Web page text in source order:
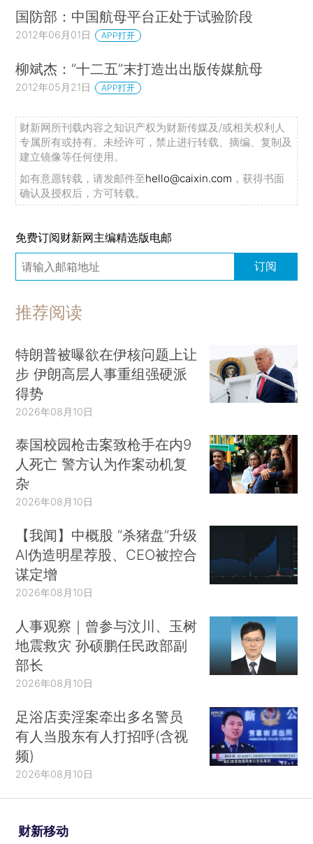
国防部：中国航母平台正处于试验阶段
2012年06月01日 APP打开
柳斌杰：“十二五”末打造出出版传媒航母
2012年05月21日 APP打开
财新网所刊载内容之知识产权为财新传媒及/或相关权利人
专属所有或持有。未经许可，禁止进行转载、摘编、复制及
建立镜像等任何使用。
如有意愿转载，请发邮件至hello@caixin.com ，获得书面
确认及授权后，方可转载。
免费订阅财新网主编精选版电邮
订阅
推荐阅读
特朗普被曝欲在伊核问题上让
步 伊朗高层人事重组强硬派
得势
2026年08月10日
泰国校园枪击案致枪手在内9
人死亡 警方认为作案动机复
杂
2026年08月10日
【我闻】中概股 “杀猪盘”升级
AI伪造明星荐股、CEO被控合
谋定增
2026年08月10日
人事观察｜曾参与汶川、玉树
地震救灾 孙硕鹏任民政部副
部长
2026年08月10日
足浴店卖淫案牵出多名警员
有人当股东有人打招呼(含视
频)
2026年08月10日
财新移动